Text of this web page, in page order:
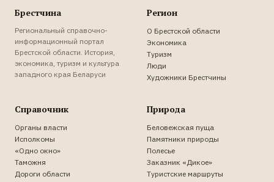
Брестчина
Региональный справочно-
информационный портал
Брестской области. История,
экономика, туризм и культура
западного края Беларуси
Регион
О Брестской области
Экономика
Туризм
Люди
Художники Брестчины
Справочник
Органы власти
Исполкомы
«Одно окно»
Таможня
Дороги области
Природа
Беловежская пуща
Памятники природы
Полесье
Заказник «Дикое»
Туристские маршруты